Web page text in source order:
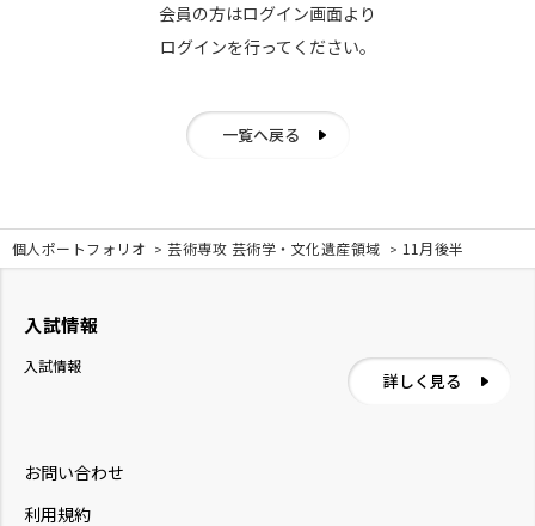
会員の方はログイン画面より
ログインを行ってください。
一覧へ戻る
個人ポートフォリオ 芸術専攻 芸術学・文化遺産領域 11月後半
お問い合わせ
利用規約
入試情報
入試情報
詳しく見る